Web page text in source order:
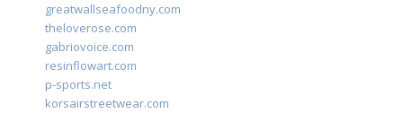
greatwallseafoodny.com
theloverose.com
gabriovoice.com
resinflowart.com
p-sports.net
korsairstreetwear.com